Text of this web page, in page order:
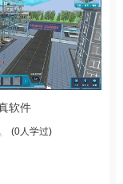
软件
(0人学过)